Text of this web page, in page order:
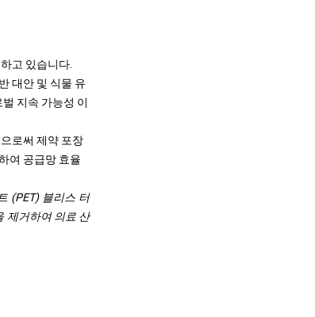
고 있습니다.
대안 및 식물 유
지속 가능성 이
로써 제약 포장
여 공급망 효율
(PET) 블리스 터
제거하여 의료 산